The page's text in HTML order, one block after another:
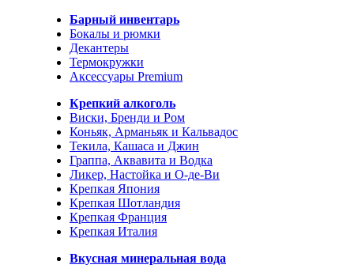
Барный инвентарь
Бокалы и рюмки
Декантеры
Термокружки
Аксессуары Premium
Крепкий алкоголь
Виски, Бренди и Ром
Коньяк, Арманьяк и Кальвадос
Текила, Кашаса и Джин
Граппа, Аквавита и Водка
Ликер, Настойка и О-де-Ви
Крепкая Япония
Крепкая Шотландия
Крепкая Франция
Крепкая Италия
Вкусная минеральная вода